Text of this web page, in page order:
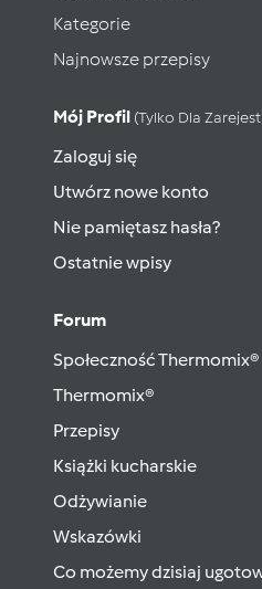
Kategorie
Najnowsze przepisy
Mój Profil (tylko Dla
Zaloguj się
Utwórz nowe konto
Nie pamiętasz hasła?
Ostatnie wpisy
Forum
Społeczność Thermomix®
Thermomix®
Przepisy
Książki kucharskie
Odżywianie
Wskazówki
Co możemy dzisiaj